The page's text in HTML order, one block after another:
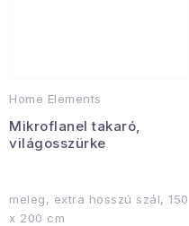
Home Elements
Mikroflanel takaró,
világosszürke
meleg, extra hosszú szál, 150
x 200 cm